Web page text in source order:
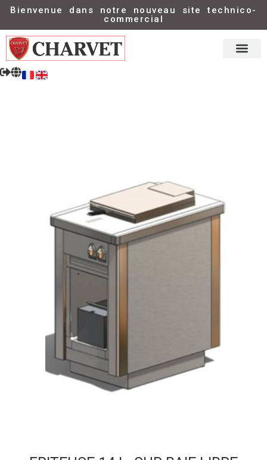
Bienvenue dans notre nouveau site technico-
commercial